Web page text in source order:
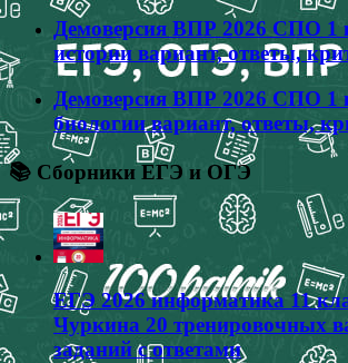
Демоверсия ВПР 2026 СПО 1
истории вариант, ответы,
Демоверсия ВПР 2026 СПО 1
биологии вариант, ответы,
📚 Сборники ЕГЭ и ОГЭ
ЕГЭ 2026 информатика 11
Чуркина 20 тренировочных
заданий с ответами